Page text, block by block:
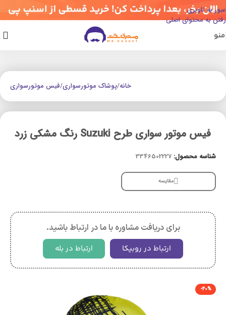
عبور به ناوبری
رفتن به محتوای اصلی
منو
خانه/پوشاک موتورسواری/فیس موتورسواری
فیس موتور سواری طرح Suzuki رنگ مشکی زرد
شناسه محصول: 3346502227
مقایسه
برای دریافت مشاوره با ما در ارتباط باشید.
ارتباط در روبیکا ارتباط در بله
-40%